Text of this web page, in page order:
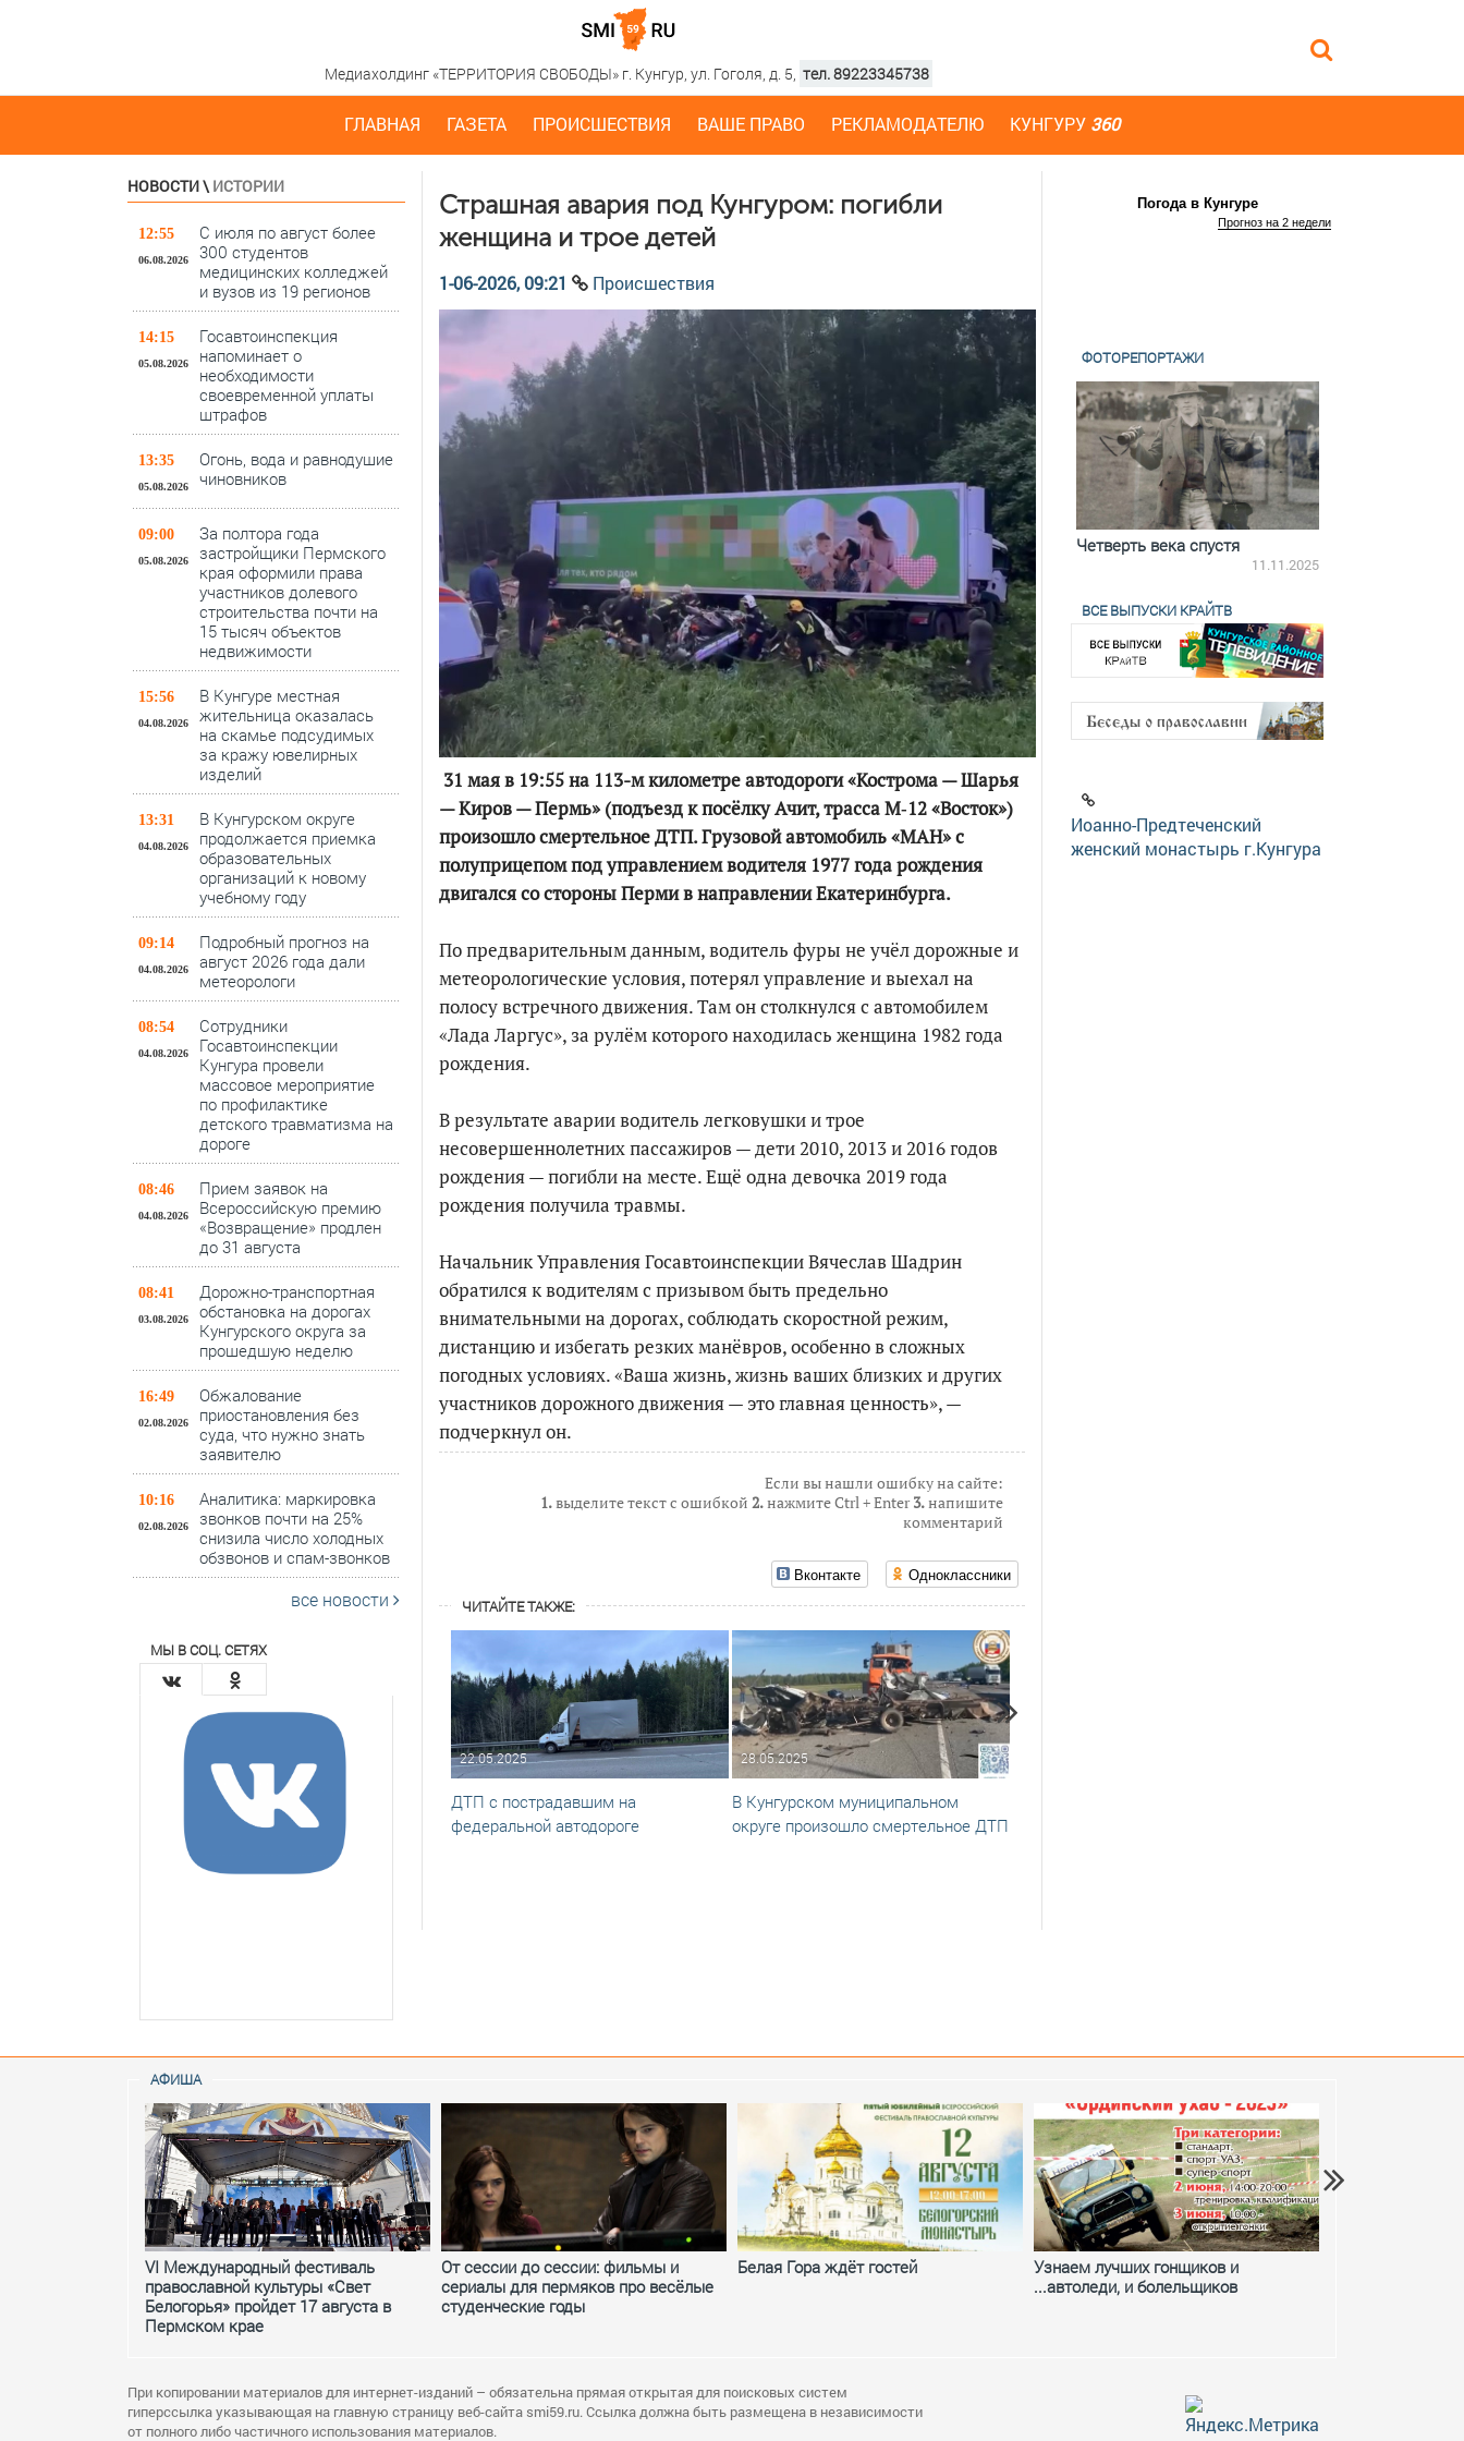
Медиахолдинг «ТЕРРИТОРИЯ СВОБОДЫ» г. Кунгур, ул. Гоголя, д. 5, тел. 89223345738
ГЛАВНАЯ ГАЗЕТА ПРОИСШЕСТВИЯ ВАШЕ ПРАВО РЕКЛАМОДАТЕЛЮ КУНГУРУ 360
НОВОСТИ\ ИСТОРИИ
12:55
06.08.2026
С июля по август более
300 студентов
медицинских колледжей
и вузов из 19 регионов
14:15
05.08.2026
Госавтоинспекция
напоминает о
необходимости
своевременной уплаты
штрафов
13:35
05.08.2026
Огонь, вода и равнодушие
чиновников
09:00
05.08.2026
За полтора года
застройщики Пермского
края оформили права
участников долевого
строительства почти на
15 тысяч объектов
недвижимости
15:56
04.08.2026
В Кунгуре местная
жительница оказалась
на скамье подсудимых
за кражу ювелирных
изделий
13:31
04.08.2026
В Кунгурском округе
продолжается приемка
образовательных
организаций к новому
учебному году
09:14
04.08.2026
Подробный прогноз на
август 2026 года дали
метеорологи
08:54
04.08.2026
Сотрудники
Госавтоинспекции
Кунгура провели
массовое мероприятие
по профилактике
детского травматизма на
дороге
08:46
04.08.2026
Прием заявок на
Всероссийскую премию
«Возвращение» продлен
до 31 августа
08:41
03.08.2026
Дорожно-транспортная
обстановка на дорогах
Кунгурского округа за
прошедшую неделю
16:49
02.08.2026
Обжалование
приостановления без
суда, что нужно знать
заявителю
10:16
02.08.2026
Аналитика: маркировка
звонков почти на 25%
снизила число холодных
обзвонов и спам-звонков
все новости
МЫ В СОЦ. СЕТЯХ
Страшная авария под Кунгуром: погибли
женщина и трое детей
1-06-2026, 09:21 Происшествия
31 мая в 19:55 на 113-м километре автодороги «Кострома — Шарья
— Киров — Пермь» (подъезд к посёлку Ачит, трасса М‑12 «Восток»)
произошло смертельное ДТП. Грузовой автомобиль «МАН» с
полуприцепом под управлением водителя 1977 года рождения
двигался со стороны Перми в направлении Екатеринбурга.
По предварительным данным, водитель фуры не учёл дорожные и
метеорологические условия, потерял управление и выехал на
полосу встречного движения. Там он столкнулся с автомобилем
«Лада Ларгус», за рулём которого находилась женщина 1982 года
рождения.
В результате аварии водитель легковушки и трое
несовершеннолетних пассажиров — дети 2010, 2013 и 2016 годов
рождения — погибли на месте. Ещё одна девочка 2019 года
рождения получила травмы.
Начальник Управления Госавтоинспекции Вячеслав Шадрин
обратился к водителям с призывом быть предельно
внимательными на дорогах, соблюдать скоростной режим,
дистанцию и избегать резких манёвров, особенно в сложных
погодных условиях. «Ваша жизнь, жизнь ваших близких и других
участников дорожного движения — это главная ценность», —
подчеркнул он.
Если вы нашли ошибку на сайте:
1.выделите текст с ошибкой 2.нажмите Ctrl + Enter3.напишите
комментарий
Вконтакте Одноклассники
ЧИТАЙТЕ ТАКЖЕ:
22.05.2025
ДТП с пострадавшим на
федеральной автодороге
28.05.2025
В Кунгурском муниципальном
округе произошло смертельное ДТП
Погода в Кунгуре
Прогноз на 2 недели
ФОТОРЕПОРТАЖИ
По итогам первой пятилетки
18.12.2025
Четверть века спустя
11.11.2025
ВСЕ ВЫПУСКИ КРАЙТВ
Иоанно-Предтеченский
женский монастырь г.Кунгура
АФИША
VI Международный фестиваль
православной культуры «Свет
Белогорья» пройдет 17 августа в
Пермском крае
От сессии до сессии: фильмы и
сериалы для пермяков про весёлые
студенческие годы
Белая Гора ждёт гостей
Узнаем лучших гонщиков и
...автоледи, и болельщиков
При копировании материалов для интернет-изданий – обязательна прямая открытая для поисковых систем
гиперссылка указывающая на главную страницу веб-сайта smi59.ru. Ссылка должна быть размещена в независимости
от полного либо частичного использования материалов.